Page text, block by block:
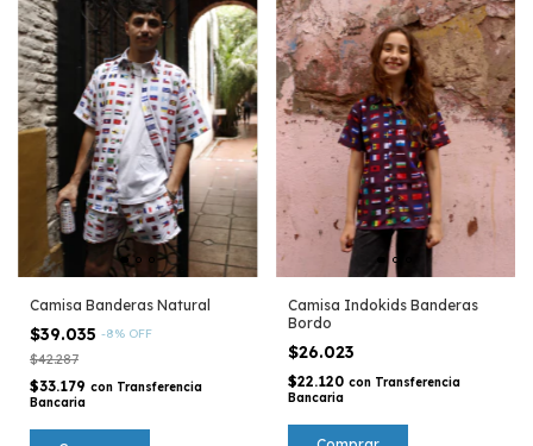
Camisa Banderas Natural
$39.035 -8% OFF
$42.287
$33.179 con Transferencia
Bancaria
Camisa Indokids Banderas
Bordo
$26.023
$22.120 con Transferencia
Bancaria